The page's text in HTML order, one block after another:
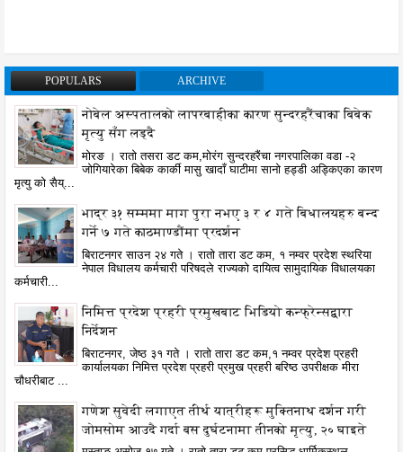
POPULARS ARCHIVE
नोबेल अस्पतालको लापरबाहीका कारण सुन्दरहरैंचाका बिबेक
मृत्यु सँग लड्दै
मोरङ । रातो तसरा डट कम,मोरंग सुन्दरहरैंचा नगरपालिका वडा -२
जोगियारेका बिबेक कार्की मासु खादाँ घाटीमा सानो हड्डी अड्किएका कारण
मृत्यु को सैय्...
भाद्र ३१ सम्ममा माग पुरा नभए ३ र ४ गते बिधालयहरु बन्द
गर्ने ७ गते काठमाण्डौंमा प्रदर्शन
बिराटनगर साउन २४ गते । रातो तारा डट कम, १ नम्वर प्रदेश स्थरिया
नेपाल विधालय कर्मचारी परिषदले राज्यको दायित्व सामुदायिक विधालयका
कर्मचारी...
निमित्त प्रदेश प्रहरी प्रमुखबाट भिडियो कन्फ्रेन्सद्वारा
निर्देशन
बिराटनगर, जेष्ठ ३१ गते । रातो तारा डट कम,१ नम्वर प्रदेश प्रहरी
कार्यालयका निमित्त प्रदेश प्रहरी प्रमुख प्रहरी बरिष्ठ उपरीक्षक मीरा
चौधरीबाट ...
गणेश सुवेदी लगाएत तीर्थ यात्रीहरू मुक्तिनाथ दर्शन गरी
जोमसोम आउदै गर्दा बस दुर्घटनामा तीनको मृत्यु, २० घाइते